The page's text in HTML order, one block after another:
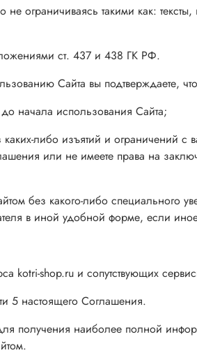
ограничиваясь такими как:
ст. 437 и 438 ГК РФ.
Сайта вы подтверждаете,
начала использования Сайта;
либо изъятий и ограничений с
или не имеете права на
без какого-либо специального
в иной удобной форме, если
kotri-shop.ru и сопутствующих
5 настоящего Соглашения.
получения наиболее полной